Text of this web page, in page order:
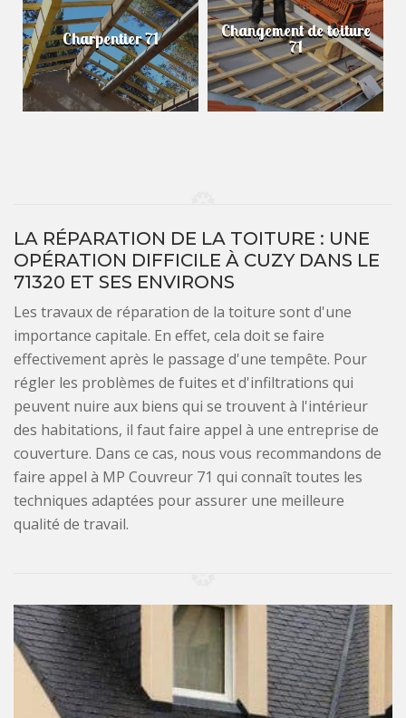
Charpentier 71 Changement de toiture
71
LA RÉPARATION DE LA TOITURE : UNE
OPÉRATION DIFFICILE À CUZY DANS LE
71320 ET SES ENVIRONS
Les travaux de réparation de la toiture sont d'une
importance capitale. En effet, cela doit se faire
effectivement après le passage d'une tempête. Pour
régler les problèmes de fuites et d'infiltrations qui
peuvent nuire aux biens qui se trouvent à l'intérieur
des habitations, il faut faire appel à une entreprise de
couverture. Dans ce cas, nous vous recommandons de
faire appel à MP Couvreur 71 qui connaît toutes les
techniques adaptées pour assurer une meilleure
qualité de travail.